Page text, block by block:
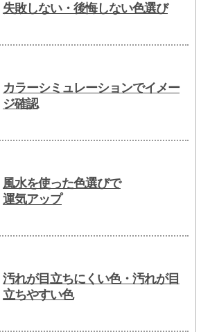
失敗しない・後悔しない色選び
カラーシミュレーションでイメー
ジ確認
風水を使った色選びで
運気アップ
汚れが目立ちにくい色・汚れが目
立ちやすい色